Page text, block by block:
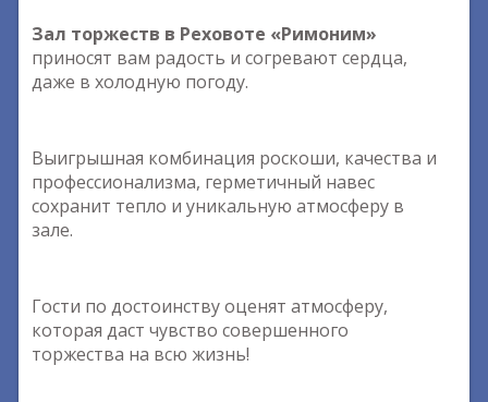
Зал торжеств в Реховоте «Римоним»
приносят вам радость и согревают сердца,
даже в холодную погоду.
Выигрышная комбинация роскоши, качества и
профессионализма, герметичный навес
сохранит тепло и уникальную атмосферу в
зале.
Гости по достоинству оценят атмосферу,
которая даст чувство совершенного
торжества на всю жизнь!